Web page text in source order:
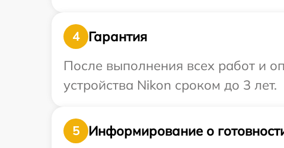
4
Гарантия
После выполнения всех работ и
устройства Nikon сроком до 3 лет.
5
Информирование о